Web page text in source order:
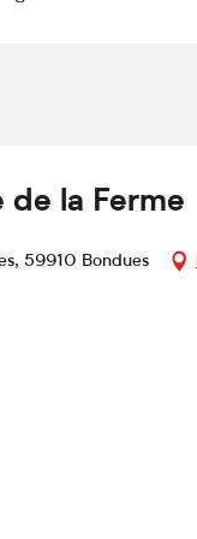
de la Ferme
59910 Bondues